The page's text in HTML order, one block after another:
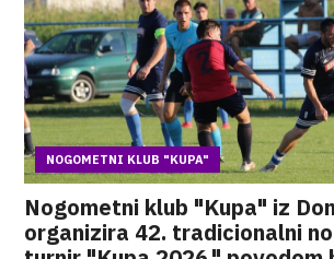
NOGOMETNI KLUB "KUPA"
Nogometni klub "Kupa" iz
organizira 42. tradicionalni